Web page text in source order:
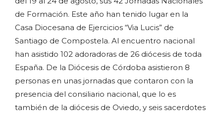
de Formación. Este año han tenido lugar en la
Casa Diocesana de Ejercicios “Via Lucis” de
Santiago de Compostela. Al encuentro nacional
han asistido 102 adoradoras de 26 diócesis de toda
España. De la Diócesis de Córdoba asistieron 8
personas en unas jornadas que contaron con la
presencia del consiliario nacional, que lo es
también de la diócesis de Oviedo, y seis sacerdotes